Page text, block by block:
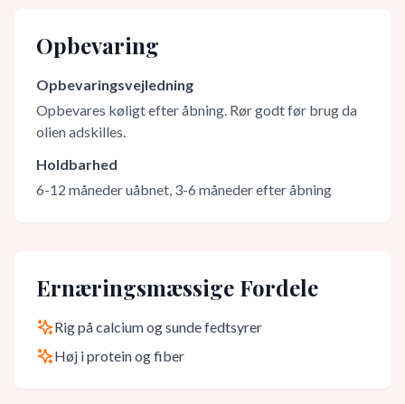
Opbevaring
Opbevaringsvejledning
Opbevares køligt efter åbning. Rør godt før brug da
olien adskilles.
Holdbarhed
6-12 måneder uåbnet, 3-6 måneder efter åbning
Ernæringsmæssige Fordele
Rig på calcium og sunde fedtsyrer
Høj i protein og fiber